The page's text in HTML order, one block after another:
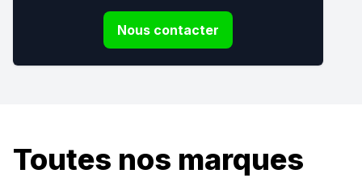
Nous contacter
Toutes nos marques